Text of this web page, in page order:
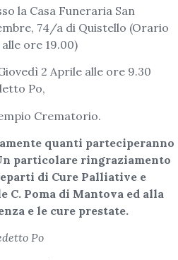
la Casa Funeraria San
74/a di Quistello (Orario
ore 19.00)
2 Aprile alle ore 9.30
Po,
Crematorio.
quanti parteciperanno
particolare ringraziamento
di Cure Palliative e
C. Poma di Mantova ed alla
e le cure prestate.
Po